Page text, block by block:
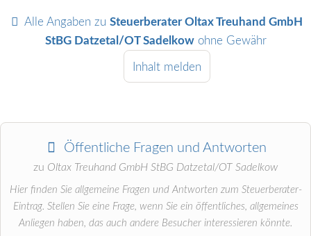
Alle Angaben zu Steuerberater Oltax Treuhand GmbH
StBG Datzetal/OT Sadelkow ohne Gewähr
Inhalt melden
Öffentliche Fragen und Antworten
zu Oltax Treuhand GmbH StBG Datzetal/OT Sadelkow
Hier finden Sie allgemeine Fragen und Antworten zum Steuerberater-
Eintrag. Stellen Sie eine Frage, wenn Sie ein öffentliches, allgemeines
Anliegen haben, das auch andere Besucher interessieren könnte.